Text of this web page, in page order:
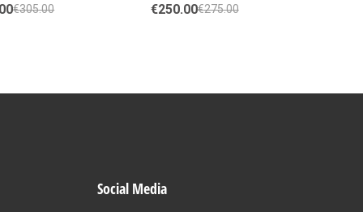
€305.00 €275.00
€250.00
Social Media